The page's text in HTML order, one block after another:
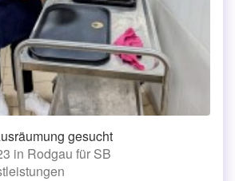
gesucht
in Rodgau für SB